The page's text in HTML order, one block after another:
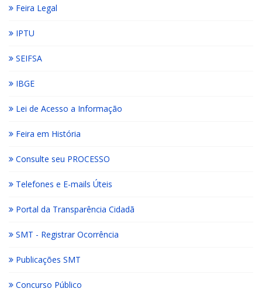
Feira Legal
IPTU
SEIFSA
IBGE
Lei de Acesso a Informação
Feira em História
Consulte seu PROCESSO
Telefones e E-mails Úteis
Portal da Transparência Cidadã
SMT - Registrar Ocorrência
Publicações SMT
Concurso Público